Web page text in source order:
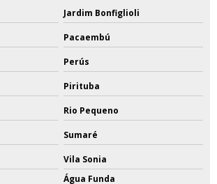
Jardim Bonfiglioli
Pacaembú
Perús
Pirituba
Rio Pequeno
Sumaré
Vila Sonia
Água Funda